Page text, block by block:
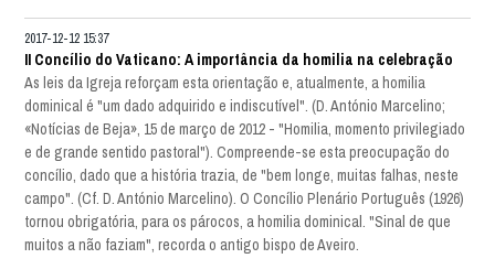
2017-12-12 15:37
II Concílio do Vaticano: A importância da homilia na celebração
As leis da Igreja reforçam esta orientação e, atualmente, a homilia
dominical é "um dado adquirido e indiscutível". (D. António Marcelino;
«Notícias de Beja», 15 de março de 2012 - "Homilia, momento privilegiado
e de grande sentido pastoral"). Compreende-se esta preocupação do
concílio, dado que a história trazia, de "bem longe, muitas falhas, neste
campo". (Cf. D. António Marcelino). O Concílio Plenário Português (1926)
tornou obrigatória, para os párocos, a homilia dominical. "Sinal de que
muitos a não faziam", recorda o antigo bispo de Aveiro.